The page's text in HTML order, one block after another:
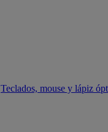
Teclados, mouse y lápiz